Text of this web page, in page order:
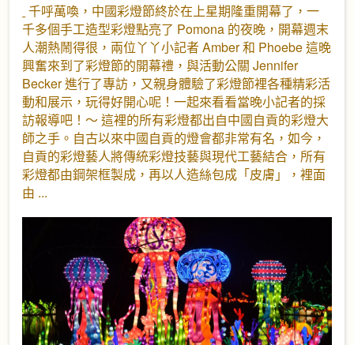
千呼萬喚，中國彩燈節終於在上星期隆重開幕了，一
千多個手工造型彩燈點亮了 Pomona 的夜晚，開幕週末
人潮熱鬧得很，兩位丫丫小記者 Amber 和 Phoebe 這晚
興奮來到了彩燈節的開幕禮，與活動公關 Jennifer
Becker 進行了專訪，又親身體驗了彩燈節裡各種精彩活
動和展示，玩得好開心呢！一起來看看當晚小記者的採
訪報導吧！～ 這裡的所有彩燈都出自中國自貢的彩燈大
師之手。自古以來中國自貢的燈會都非常有名，如今，
自貢的彩燈藝人將傳統彩燈技藝與現代工藝結合，所有
彩燈都由鋼架框製成，再以人造絲包成「皮膚」，裡面
由